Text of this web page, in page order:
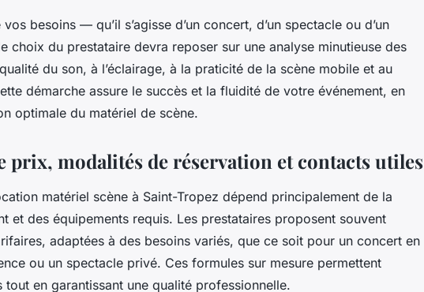
besoins — qu’il s’agisse d’un concert, d’un spectacle ou d’un
choix du prestataire devra reposer sur une analyse minutieuse des
du son, à l’éclairage, à la praticité de la scène mobile et au
démarche assure le succès et la fluidité de votre événement, en
optimale du matériel de scène.
prix, modalités de réservation et contacts utiles
matériel scène à Saint-Tropez dépend principalement de la
et des équipements requis. Les prestataires proposent souvent
adaptées à des besoins variés, que ce soit pour un concert en
ou un spectacle privé. Ces formules sur mesure permettent
en garantissant une qualité professionnelle.